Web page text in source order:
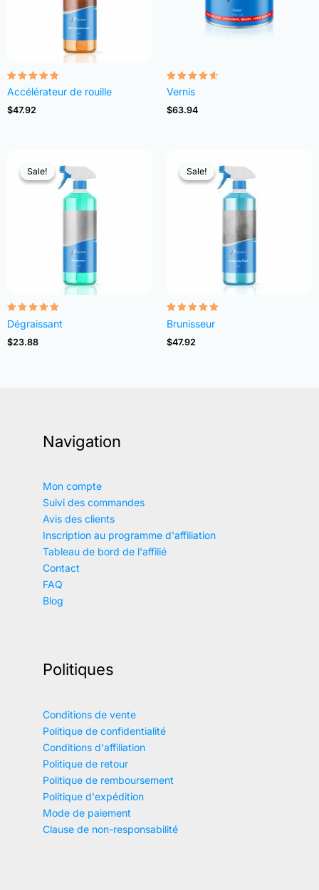
Note
4.68
sur 5
Accélérateur de rouille
$47.92
Note
4.54
sur 5
Vernis
$63.94
Sale!
Sale!
Note
4.82
sur 5
Dégraissant
$23.88
Sale!
Sale!
Note
4.83
sur 5
Brunisseur
$47.92
Navigation
Mon compte
Suivi des commandes
Avis des clients
Inscription au programme d'affiliation
Tableau de bord de l'affilié
Contact
FAQ
Blog
Politiques
Conditions de vente
Politique de confidentialité
Conditions d'affiliation
Politique de retour
Politique de remboursement
Politique d'expédition
Mode de paiement
Clause de non-responsabilité